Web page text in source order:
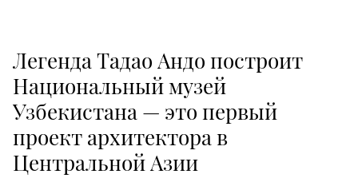
Легенда Тадао Андо построит
Национальный музей
Узбекистана — это первый
проект архитектора в
Центральной Азии